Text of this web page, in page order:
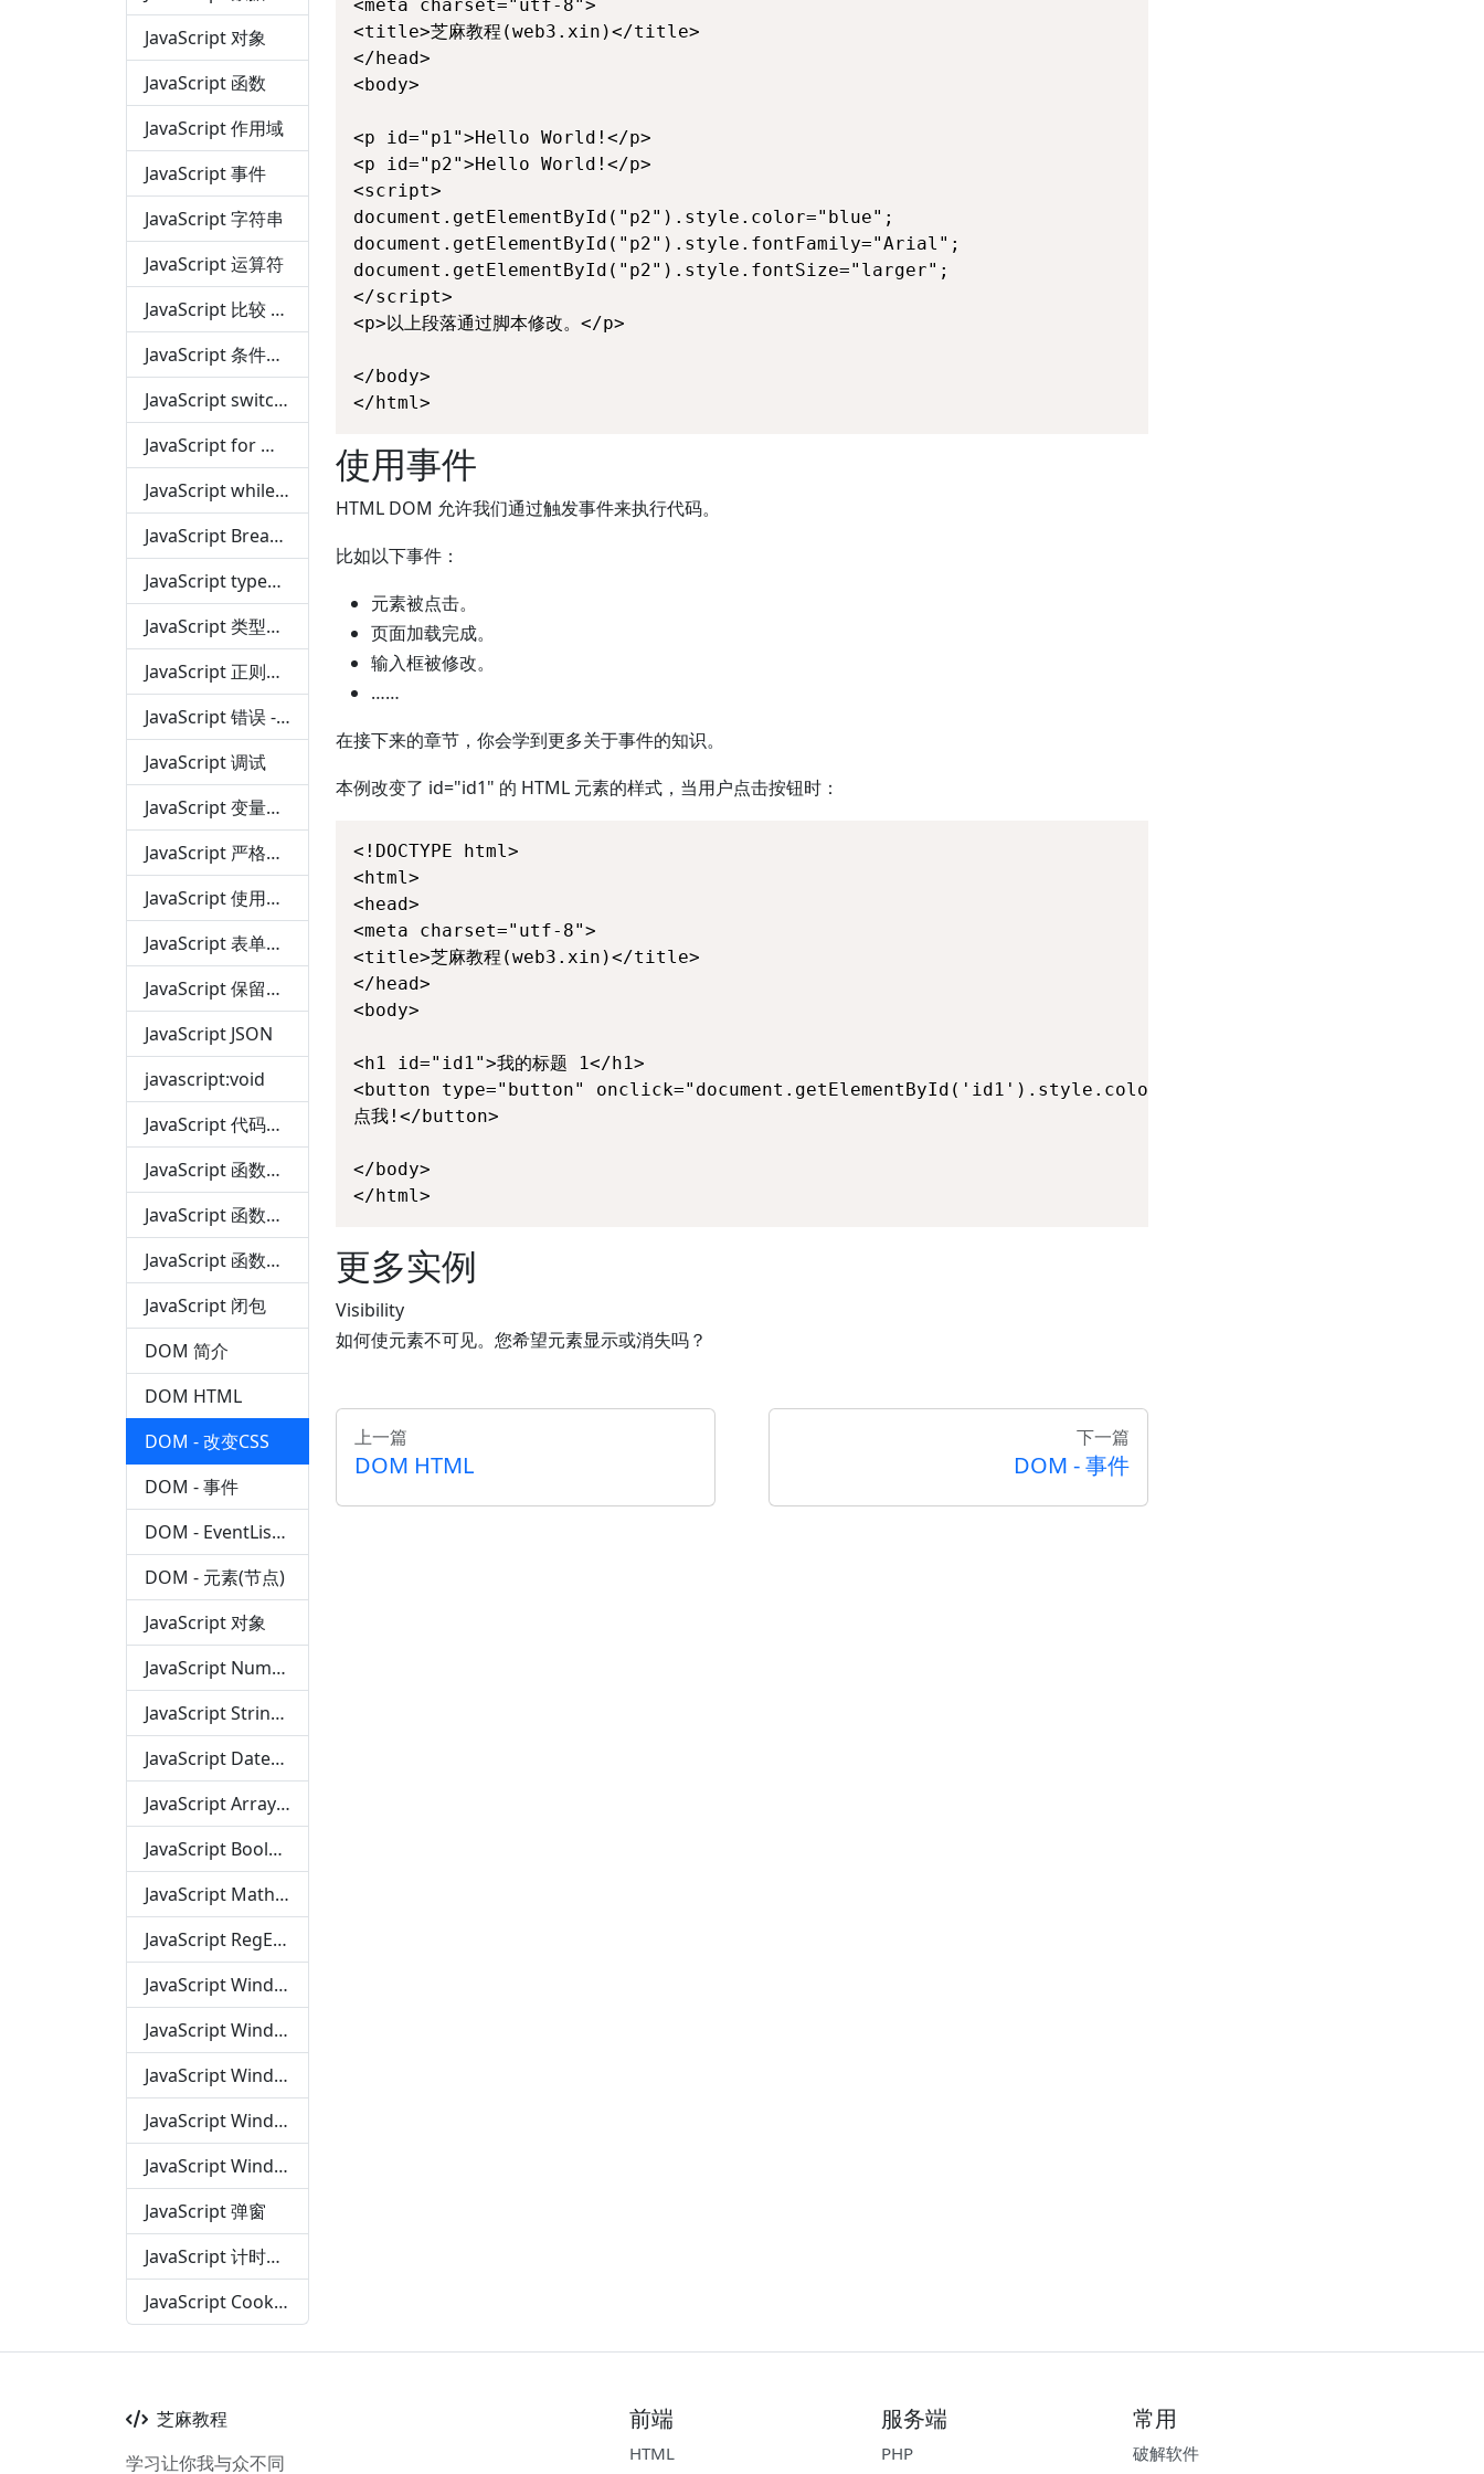
JavaScript 对象
JavaScript 函数
JavaScript 作用域
JavaScript 事件
JavaScript 字符串
JavaScript 运算符
JavaScript 比较 和 逻辑运算符
JavaScript 条件语句
JavaScript switch 语句
JavaScript for 循环
JavaScript while 循环
JavaScript Break 和 Continue 语句
JavaScript typeof, null, 和 undefined
JavaScript 类型转换
JavaScript 正则表达式
JavaScript 错误 - throw、try 和 catch
JavaScript 调试
JavaScript 变量提升
JavaScript 严格模式
JavaScript 使用误区
JavaScript 表单验证
JavaScript 保留关键字
JavaScript JSON
javascript:void
JavaScript 代码规范
JavaScript 函数定义
JavaScript 函数参数
JavaScript 函数调用
JavaScript 闭包
DOM 简介
DOM HTML
DOM - 改变CSS
DOM - 事件
DOM - EventListener
DOM - 元素(节点)
JavaScript 对象
JavaScript Number（数字）
JavaScript String（字符串）
JavaScript Date（时间）
JavaScript Array（数组）
JavaScript Boolean（布尔值）
JavaScript Math（算数）
JavaScript RegExp（正则）
JavaScript Window
JavaScript Window Screen
JavaScript Window Location
JavaScript Window History
JavaScript Window Navigator
JavaScript 弹窗
JavaScript 计时事件
JavaScript Cookies
<meta charset="utf-8">
<title>芝麻教程(web3.xin)</title>
</head>
<body>
<p id="p1">Hello World!</p>
<p id="p2">Hello World!</p>
<script>
document.getElementById("p2").style.color="blue";
document.getElementById("p2").style.fontFamily="Arial";
document.getElementById("p2").style.fontSize="larger";
</script>
<p>以上段落通过脚本修改。</p>
</body>
</html>
使用事件
HTML DOM 允许我们通过触发事件来执行代码。
比如以下事件：
元素被点击。
页面加载完成。
输入框被修改。
……
在接下来的章节，你会学到更多关于事件的知识。
本例改变了 id="id1" 的 HTML 元素的样式，当用户点击按钮时：
<!DOCTYPE html>
<html>
<head>
<meta charset="utf-8">
<title>芝麻教程(web3.xin)</title>
</head>
<body>
<h1 id="id1">我的标题 1</h1>
<button type="button" onclick="document.getElementById('id1').style.color='red'">
点我!</button>
</body>
</html>
更多实例
Visibility
如何使元素不可见。您希望元素显示或消失吗？
上一篇
DOM HTML
下一篇
DOM - 事件
芝麻教程
学习让你我与众不同
前端
HTML
服务端
PHP
常用
破解软件